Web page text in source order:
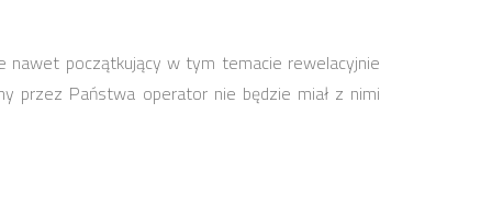
nawet początkujący w tym temacie rewelacyjnie
przez Państwa operator nie będzie miał z nimi